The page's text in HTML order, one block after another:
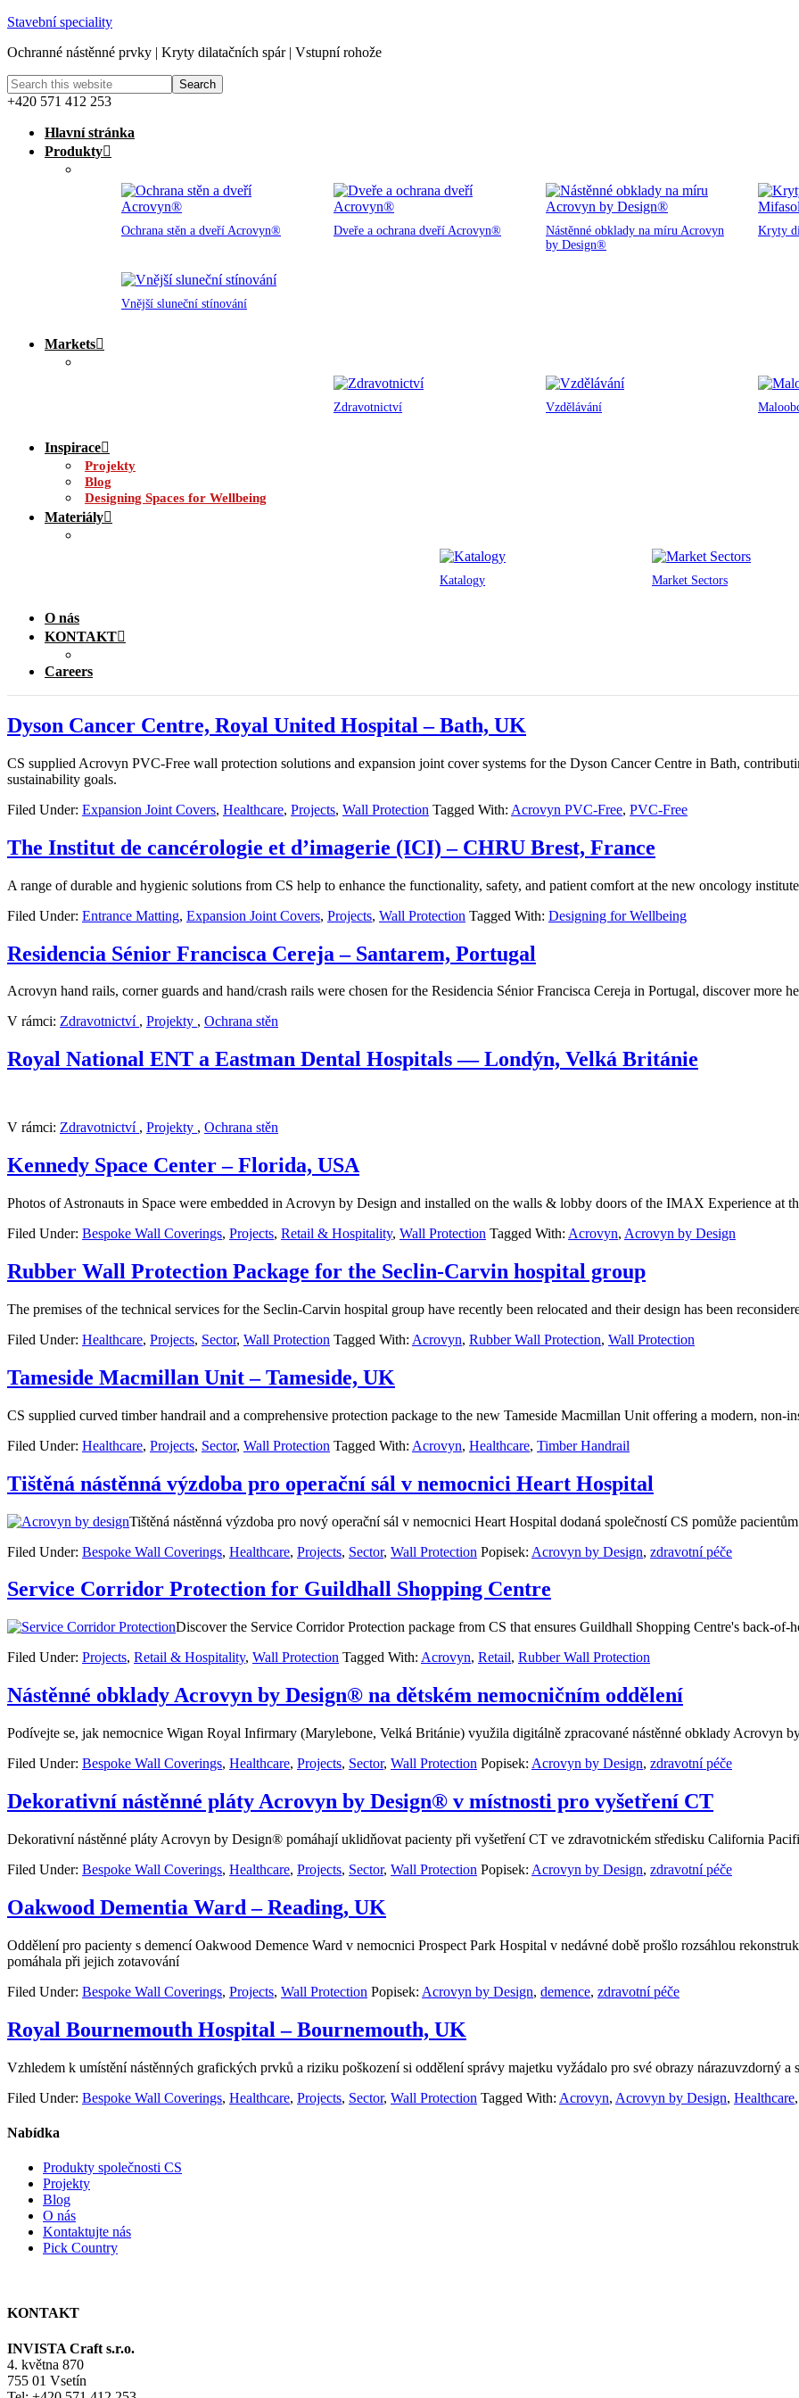
Stavební speciality
Ochranné nástěnné prvky | Kryty dilatačních spár | Vstupní rohože
+420 571 412 253
Hlavní stránka
Produkty
Ochrana stěn a dveří Acrovyn® Dveře a ochrana dveří Acrovyn®
Nástěnné obklady na míru Acrovyn
by Design®
Kryty
Vnější sluneční stínování
Markets
Zdravotnictví Vzdělávání
Inspirace
Projekty
Blog
Designing Spaces for Wellbeing
Materiály
Katalogy Market Sectors
O nás
KONTAKT
Careers
Dyson Cancer Centre, Royal United Hospital – Bath, UK
CS supplied Acrovyn PVC-Free wall protection solutions and expansion joint cover systems for the Dyson Cancer Centre in Bath,
sustainability goals.
Filed Under: Expansion Joint Covers, Healthcare, Projects, Wall Protection Tagged With: Acrovyn PVC-Free, PVC-Free
The Institut de cancérologie et d’imagerie (ICI) – CHRU Brest, France
A range of durable and hygienic solutions from CS help to enhance the functionality, safety, and patient comfort at the new oncology
Filed Under: Entrance Matting, Expansion Joint Covers, Projects, Wall Protection Tagged With: Designing for Wellbeing
Residencia Sénior Francisca Cereja – Santarem, Portugal
Acrovyn hand rails, corner guards and hand/crash rails were chosen for the Residencia Sénior Francisca Cereja in Portugal, discover more
V rámci: Zdravotnictví , Projekty , Ochrana stěn
Royal National ENT a Eastman Dental Hospitals — Londýn, Velká Británie
V rámci: Zdravotnictví , Projekty , Ochrana stěn
Kennedy Space Center – Florida, USA
Photos of Astronauts in Space were embedded in Acrovyn by Design and installed on the walls & lobby doors of the IMAX Experience at
Filed Under: Bespoke Wall Coverings, Projects, Retail & Hospitality, Wall Protection Tagged With: Acrovyn, Acrovyn by Design
Rubber Wall Protection Package for the Seclin-Carvin hospital group
The premises of the technical services for the Seclin-Carvin hospital group have recently been relocated and their design has been
Filed Under: Healthcare, Projects, Sector, Wall Protection Tagged With: Acrovyn, Rubber Wall Protection, Wall Protection
Tameside Macmillan Unit – Tameside, UK
CS supplied curved timber handrail and a comprehensive protection package to the new Tameside Macmillan Unit offering a modern, non-
Filed Under: Healthcare, Projects, Sector, Wall Protection Tagged With: Acrovyn, Healthcare, Timber Handrail
Tištěná nástěnná výzdoba pro operační sál v nemocnici Heart Hospital
Tištěná nástěnná výzdoba pro nový operační sál v nemocnici Heart Hospital dodaná společností CS pomůže
Filed Under: Bespoke Wall Coverings, Healthcare, Projects, Sector, Wall Protection Popisek: Acrovyn by Design, zdravotní péče
Service Corridor Protection for Guildhall Shopping Centre
Discover the Service Corridor Protection package from CS that ensures Guildhall Shopping Centre's back-of-
Filed Under: Projects, Retail & Hospitality, Wall Protection Tagged With: Acrovyn, Retail, Rubber Wall Protection
Nástěnné obklady Acrovyn by Design® na dětském nemocničním oddělení
Podívejte se, jak nemocnice Wigan Royal Infirmary (Marylebone, Velká Británie) využila digitálně zpracované nástěnné obklady Acrovyn
Filed Under: Bespoke Wall Coverings, Healthcare, Projects, Sector, Wall Protection Popisek: Acrovyn by Design, zdravotní péče
Dekorativní nástěnné pláty Acrovyn by Design® v místnosti pro vyšetření CT
Dekorativní nástěnné pláty Acrovyn by Design® pomáhají uklidňovat pacienty při vyšetření CT ve zdravotnickém středisku California
Filed Under: Bespoke Wall Coverings, Healthcare, Projects, Sector, Wall Protection Popisek: Acrovyn by Design, zdravotní péče
Oakwood Dementia Ward – Reading, UK
Oddělení pro pacienty s demencí Oakwood Demence Ward v nemocnici Prospect Park Hospital v nedávné době prošlo rozsáhlou
pomáhala při jejich zotavování
Filed Under: Bespoke Wall Coverings, Projects, Wall Protection Popisek: Acrovyn by Design, demence, zdravotní péče
Royal Bournemouth Hospital – Bournemouth, UK
Vzhledem k umístění nástěnných grafických prvků a riziku poškození si oddělení správy majetku vyžádalo pro své obrazy nárazuvzdorný a
Filed Under: Bespoke Wall Coverings, Healthcare, Projects, Sector, Wall Protection Tagged With: Acrovyn, Acrovyn by Design, Healthcare,
Nabídka
Produkty společnosti CS
Projekty
Blog
O nás
Kontaktujte nás
Pick Country
KONTAKT
INVISTA Craft s.r.o.
4. května 870
755 01 Vsetín